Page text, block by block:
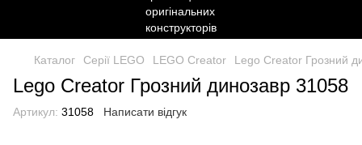
Каталог Серії LEGO LEGO Creator Lego Creator Грозний
Lego Creator Грозний динозавр 31058
Артикул: 31058 Написати відгук